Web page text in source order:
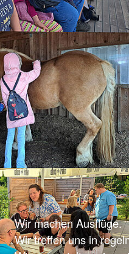
Wir machen Ausflüge.
Wir treffen uns in